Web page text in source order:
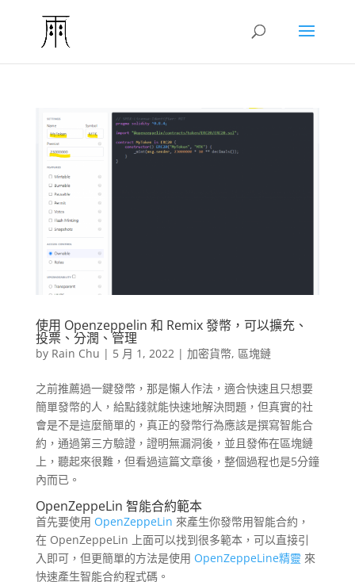
使用 Openzeppelin 和 Remix 發幣，可以擴充、
投票、分潤、管理
by Rain Chu | 5 月 1, 2022| 加密貨幣, 區塊鏈
之前推薦過一鍵發幣，那是懶人作法，適合快速且只想要
簡單發幣的人，給點錢就能快速地解決問題，但真實的社
會是不是這麼簡單的，真正的發幣行為應該是撰寫智能合
約，通過第三方驗證，證明無漏洞後，並且發佈在區塊鏈
上，聽起來很難，但看過這篇文章後，整個過程也是5分鐘
內而已。
OpenZeppeLin 智能合約範本
首先要使用 OpenZeppeLin 來產生你發幣用智能合約，
在 OpenZeppeLin 上面可以找到很多範本，可以直接引
入即可，但更簡單的方法是使用 OpenZeppeLine精靈 來
快速產生智能合約程式碼。